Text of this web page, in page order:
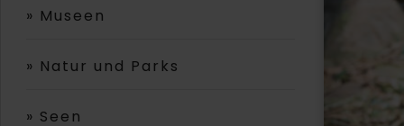
» Museen
» Natur und Parks
» Seen